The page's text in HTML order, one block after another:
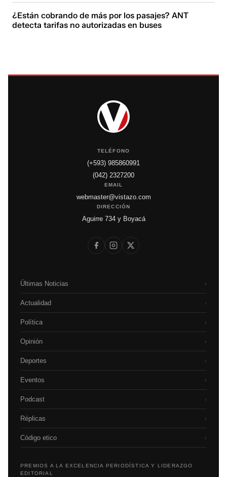
¿Están cobrando de más por los pasajes? ANT
detecta tarifas no autorizadas en buses
TELÉFONO
(+593) 985860991
(042) 2327200
EMAIL
webmaster@vistazo.com
DIRECCIÓN
Aguirre 734 y Boyacá
Últimas Noticias ›
Actualidad ›
Política ›
Opinión ›
Deportes ›
Eventos ›
Podcast ›
Réplicas ›
Código etico ›
PREMIOS A LA EXCELENCIA PERIODÍSTICA Y LIDERAZGO
EDITORIAL